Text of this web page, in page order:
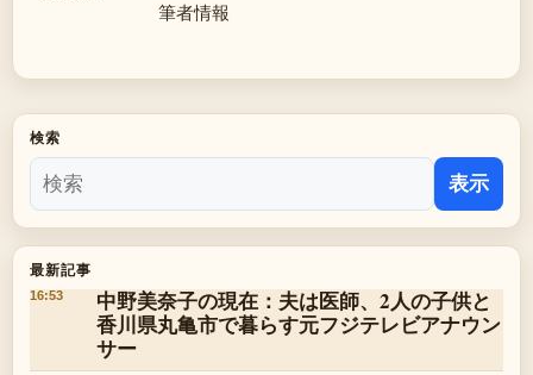
筆者情報
検索
表示
最新記事
16:53
中野美奈子の現在：夫は医師、2人の子供と
香川県丸亀市で暮らす元フジテレビアナウン
サー